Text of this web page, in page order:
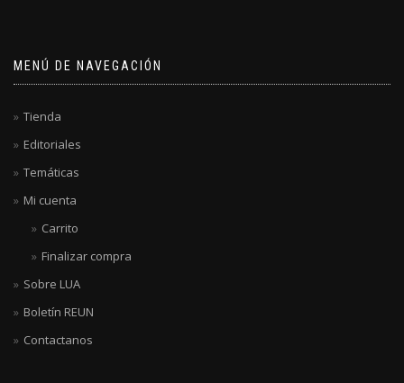
MENÚ DE NAVEGACIÓN
Tienda
Editoriales
Temáticas
Mi cuenta
Carrito
Finalizar compra
Sobre LUA
Boletín REUN
Contactanos